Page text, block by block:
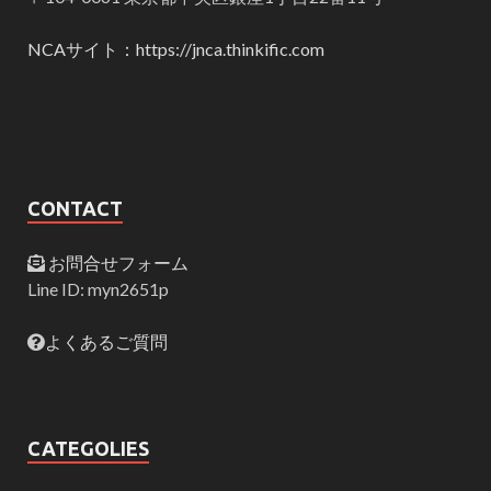
NCAサイト：https://jnca.thinkific.com
CONTACT
お問合せフォーム
Line ID: myn2651p
よくあるご質問
CATEGOLIES